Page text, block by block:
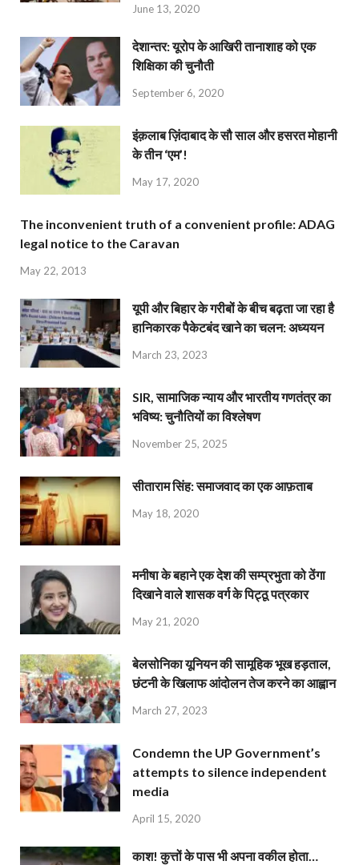
June 13, 2020
देशान्‍तर: यूरोप के आखिरी तानाशाह को एक
शिक्षिका की चुनौती
September 6, 2020
इंक़लाब ज़िंदाबाद के सौ साल और हसरत मोहानी
के तीन ‘एम’!
May 17, 2020
The inconvenient truth of a convenient profile: ADAG
legal notice to the Caravan
May 22, 2013
यूपी और बिहार के गरीबों के बीच बढ़ता जा रहा है
हानिकारक पैकेटबंद खाने का चलन: अध्ययन
March 23, 2023
SIR, सामाजिक न्याय और भारतीय गणतंत्र का
भविष्य: चुनौतियों का विश्लेषण
November 25, 2025
सीताराम सिंह: समाजवाद का एक आफ़ताब
May 18, 2020
मनीषा के बहाने एक देश की सम्प्रभुता को ठेंगा
दिखाने वाले शासक वर्ग के पिट्ठू पत्रकार
May 21, 2020
बेलसोनिका यूनियन की सामूहिक भूख हड़ताल,
छंटनी के खिलाफ आंदोलन तेज करने का आह्वान
March 27, 2023
Condemn the UP Government’s
attempts to silence independent
media
April 15, 2020
काश! कुत्तों के पास भी अपना वकील होता…